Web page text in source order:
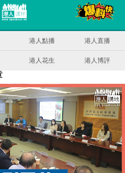
港人點播 港人直播
港人花生 港人博評